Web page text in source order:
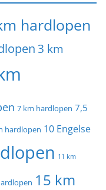
hardlopen
3 km
7 km hardlopen 7,5
hardlopen 10 Engelse
11 km
15 km